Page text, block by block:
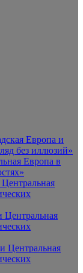
Европа и
без иллюзий»
Европа в
Центральная
Центральная